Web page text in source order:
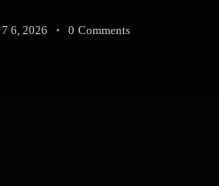
6, 2026 0 Comments